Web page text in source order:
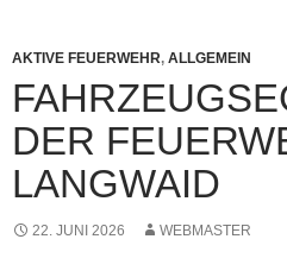
AKTIVE FEUERWEHR, ALLGEMEIN
DER
LANGWAID
22. JUNI 2026 WEBMASTER